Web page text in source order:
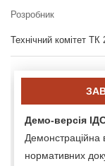
Розробник
Технічний комітет ТК
Демо-версія
Демонстраційна
нормативних